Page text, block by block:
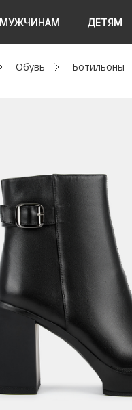
МУЖЧИНАМ ДЕТЯМ
Обувь Ботильоны